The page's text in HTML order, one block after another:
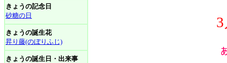
きょうの記念日
砂糖の日
きょうの誕生花
昇り藤(のぼりふじ)
きょうの誕生日・出来事